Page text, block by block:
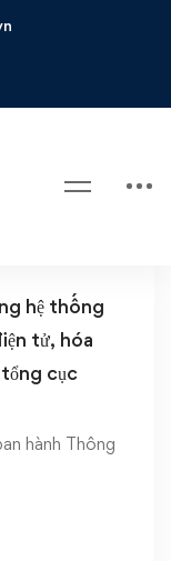
thuế
hệ thống
tử, hóa
cục
hành Thông